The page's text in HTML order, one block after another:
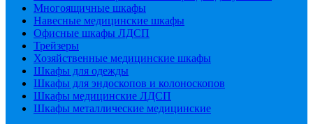
Многоящичные шкафы
Навесные медицинские шкафы
Офисные шкафы ЛДСП
Трейзеры
Хозяйственные медицинские шкафы
Шкафы для одежды
Шкафы для эндоскопов и колоноскопов
Шкафы медицинские ЛДСП
Шкафы металлические медицинские